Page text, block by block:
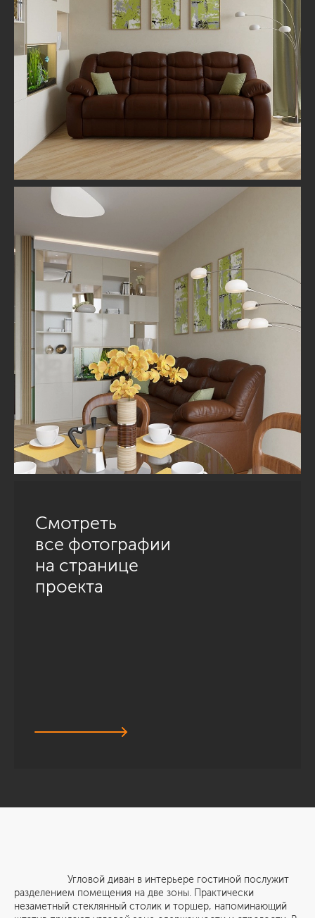
Смотреть
все фотографии
на странице
проекта
Угловой диван в интерьере гостиной послужит
разделением помещения на две зоны. Практически
незаметный стеклянный столик и торшер, напоминающий